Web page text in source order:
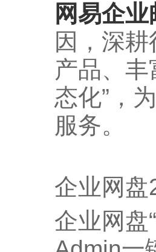
网易企
因，深
产品、
态化”，
服务。
企业网
企业网盘